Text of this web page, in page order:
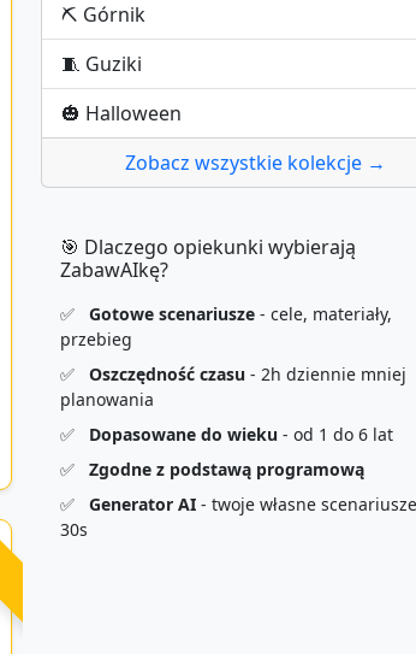
⛏️ Górnik
🧵 Guziki
🎃 Halloween
Zobacz wszystkie kolekcje →
🎯 Dlaczego opiekunki wybierają
ZabawAIkę?
✅ Gotowe scenariusze - cele, materiały,
przebieg
✅
Oszczędność czasu - 2h dziennie mniej
planowania
✅
Dopasowane do wieku - od 1 do 6 lat
✅
Zgodne z podstawą programową
✅
Generator AI - twoje własne
30s